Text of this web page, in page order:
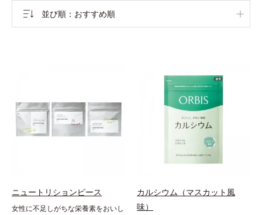
並び順 おすすめ順
ニュートリションピース
女性に不足しがちな栄養素をおいし
カルシウム（マスカット風
味）